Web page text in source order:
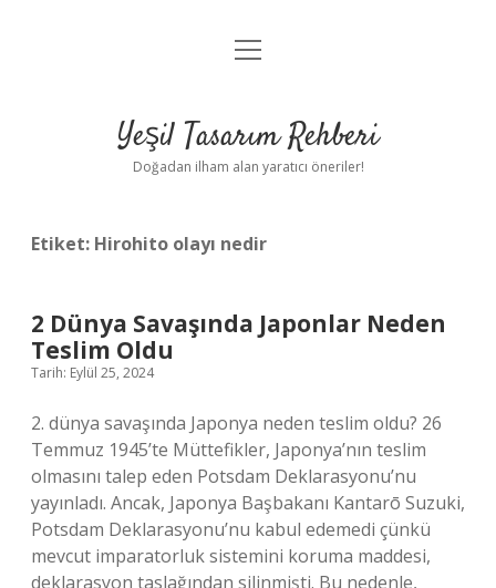
Anasayfa
Yasal Uyarı
menüyü
Yeşil Tasarım Rehberi
Doğadan ilham alan yaratıcı öneriler!
Etiket: Hirohito olayı nedir
2 Dünya Savaşında Japonlar Neden
Teslim Oldu
Tarih: Eylül 25, 2024
2. dünya savaşında Japonya neden teslim oldu? 26
Temmuz 1945’te Müttefikler, Japonya’nın teslim
olmasını talep eden Potsdam Deklarasyonu’nu
yayınladı. Ancak, Japonya Başbakanı Kantarō Suzuki,
Potsdam Deklarasyonu’nu kabul edemedi çünkü
mevcut imparatorluk sistemini koruma maddesi,
deklarasyon taslağından silinmişti. Bu nedenle,